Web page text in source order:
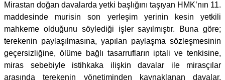
Mirastan doğan davalarda yetki başlığını taşıyan HMK’nın 11.
maddesinde murisin son yerleşim yerinin kesin yetkili
mahkeme olduğunu söylediği işler sayılmıştır. Buna göre;
terekenin paylaşılmasına, yapılan paylaşma sözleşmesinin
geçersizliğine, ölüme bağlı tasarrufların iptali ve tenkisine,
miras sebebiyle istihkaka ilişkin davalar ile mirasçılar
arasında terekenin yönetiminden kaynaklanan davalar,